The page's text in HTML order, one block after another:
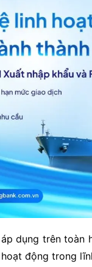
dụng trên toàn
động trong